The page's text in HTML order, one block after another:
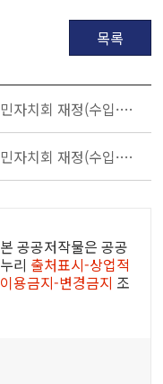
목록
2025년 2월 독산2동 주민자치회 재정(수입·지출) 현황 공개
2025년 3월 독산2동 주민자치회 재정(수입·지출)현황 공개
본 공공저작물은 공공
누리 출처표시-상업적
이용금지-변경금지 조